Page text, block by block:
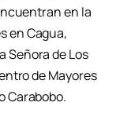
en la
en Cagua,
Señora de Los
de Mayores
Carabobo.